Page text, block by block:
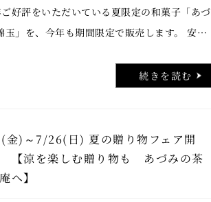
好評をいただいている夏限定の和菓子「あづ
玉」を、今年も期間限定で販売します。 安曇
明感のある青色を加え、水面のきらめきをより
続きを読む
金)～7/26(日) 夏の贈り物フェア開
【涼を楽しむ贈り物も あづみの茶
へ】